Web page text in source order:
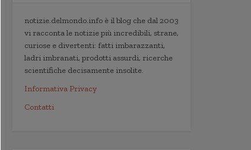
notizie.delmondo.info è il blog che dal 2003
vi racconta le notizie più incredibili, strane,
curiose e divertenti: fatti imbarazzanti,
ladri imbranati, prodotti assurdi, ricerche
scientifiche decisamente insolite.
Informativa Privacy
Contatti